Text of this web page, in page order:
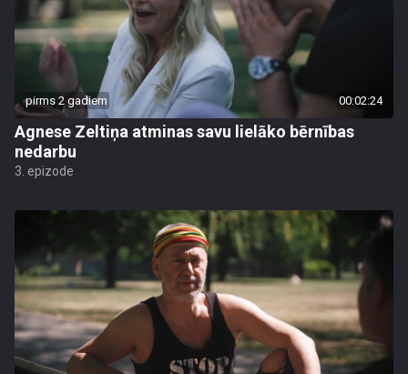
pirms 2 gadiem 00:02:24
Agnese Zeltiņa atminas savu lielāko bērnības
nedarbu
3. epizode